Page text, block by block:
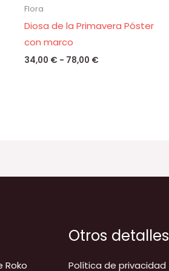
Flora
Diosa de la Primavera Póster
con marco
34,00 € - 78,00 €
Roko
Otros detalles
Política de privacidad